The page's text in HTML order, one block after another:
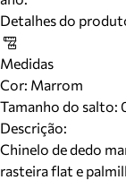
Detalhes do
Medidas
Cor: Marrom
Tamanho do salto:
Descrição:
Chinelo de dedo
rasteira flat e